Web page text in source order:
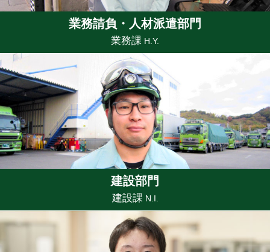
業務請負・人材派遣部門
業務課 H.Y.
建設部門
建設課 N.I.